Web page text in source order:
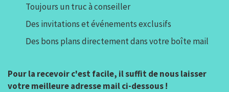
Toujours un truc à conseiller
Des invitations et événements exclusifs
Des bons plans directement dans votre boîte mail
Pour la recevoir c'est facile, il suffit de nous laisser
votre meilleure adresse mail ci-dessous !